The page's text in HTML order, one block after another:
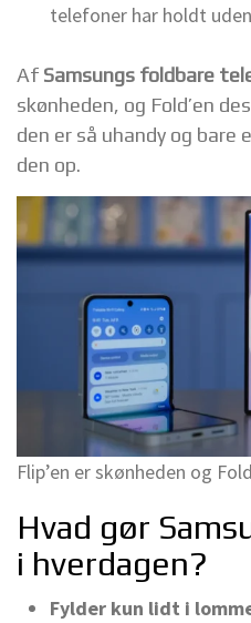
telefoner har holdt
Af Samsungs foldbare
skønheden, og Fold’en
den er så uhandy og bare
den op.
Flip’en er skønheden og
Hvad gør
i hverdagen?
Fylder kun lidt i